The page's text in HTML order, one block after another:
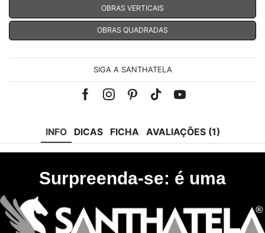
OBRAS VERTICAIS
OBRAS QUADRADAS
SIGA A SANTHATELA
Facebook
Instagram
Pinterest
Tik-Youtube
INFO DICAS FICHA AVALIAÇÕES (1)
Surpreenda-se: é uma